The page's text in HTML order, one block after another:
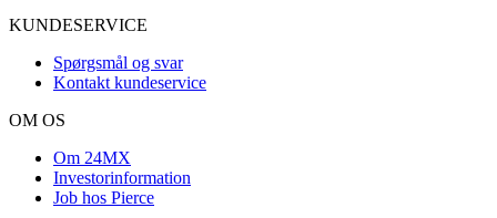
KUNDESERVICE
Spørgsmål og svar
Kontakt kundeservice
OM OS
Om 24MX
Investorinformation
Job hos Pierce